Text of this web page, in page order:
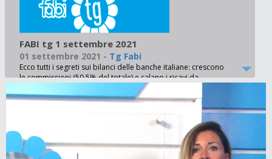
FABI tg 1 settembre 2021
01 settembre 2021 - Tg Fabi
Ecco tutti i segreti sui bilanci delle banche italiane: crescono
le commissioni (50,5% del totale) e calano i ricavi da
margine d’interesse (49,5%) - Effetto Covid sulle finanze delle
famiglie italiane